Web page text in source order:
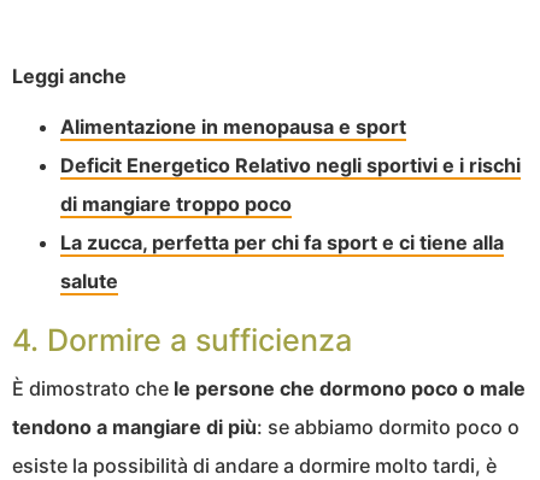
Leggi anche
Alimentazione in menopausa e sport
Deficit Energetico Relativo negli sportivi e i rischi
di mangiare troppo poco
La zucca, perfetta per chi fa sport e ci tiene alla
salute
4. Dormire a sufficienza
È dimostrato che le persone che dormono poco o male
tendono a mangiare di più: se abbiamo dormito poco o
esiste la possibilità di andare a dormire molto tardi, è